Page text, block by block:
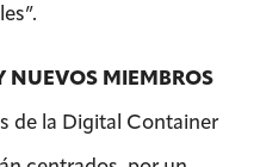
NUEVOS MIEMBROS
de la Digital Container